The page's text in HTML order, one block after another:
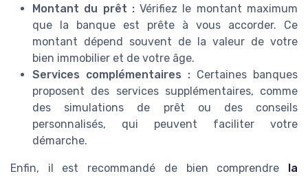
Montant du prêt :Vérifiez le montant maximum
que la banque est prête à vous accorder. Ce
montant dépend souvent de la valeur de votre
bien immobilier et de votre âge.
Services complémentaires : Certaines banques
proposent des services supplémentaires, comme
des simulations de prêt ou des conseils
personnalisés, qui peuvent faciliter votre
démarche.
Enfin, il est recommandé de bien comprendre la